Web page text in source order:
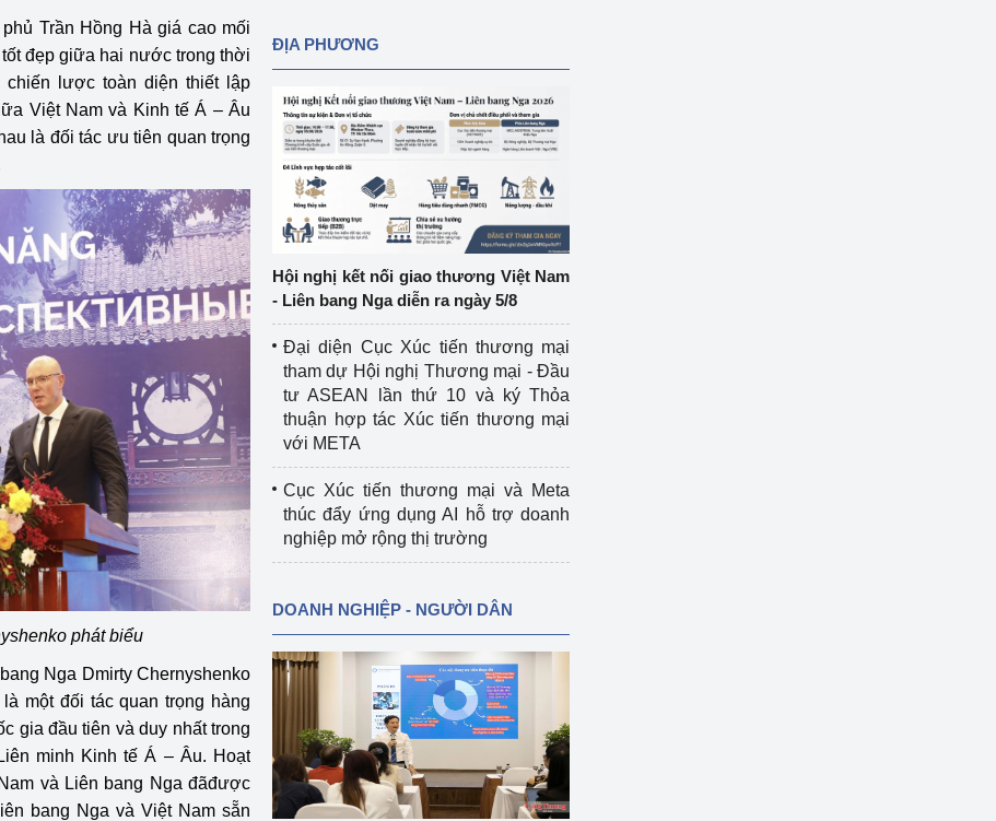
Khu vực miền Trung
Khu vực miền Nam
Hiệp định EVFTA
Thị trường châu Á – châu Phi
Thị trường châu Âu – châu Mỹ
đưa nghị quyết
vào cuộc sống
Công nghiệp nền tảng
Chính sách
Sản xuất công nghiệp
Trần Hồng Hà giá cao mối
đẹp giữa hai nước trong thời
lược toàn diện thiết lập
Việt Nam và Kinh tế Á – Âu
là đối tác ưu tiên quan trọng
phát biểu
Nga Dmirty Chernyshenko
một đối tác quan trọng hàng
gia đầu tiên và duy nhất trong
minh Kinh tế Á – Âu. Hoạt
và Liên bang Nga đãđược
bang Nga và Việt Nam sẵn
ĐỊA PHƯƠNG
Hội nghị kết nối giao thương Việt Nam
- Liên bang Nga diễn ra ngày 5/8
Đại diện Cục Xúc tiến thương mại
tham dự Hội nghị Thương mại - Đầu
tư ASEAN lần thứ 10 và ký Thỏa
thuận hợp tác Xúc tiến thương mại
với META
Cục Xúc tiến thương mại và Meta
thúc đẩy ứng dụng AI hỗ trợ doanh
nghiệp mở rộng thị trường
DOANH NGHIỆP - NGƯỜI DÂN